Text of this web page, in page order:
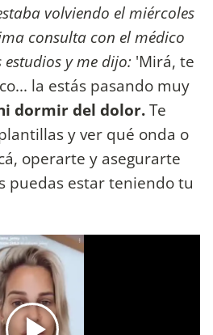
volviendo el miércoles
consulta con el médico
y me dijo: 'Mirá, te
la estás pasando muy
dormir del dolor.Te
y ver qué onda o
operarte y asegurarte
puedas estar teniendo tu